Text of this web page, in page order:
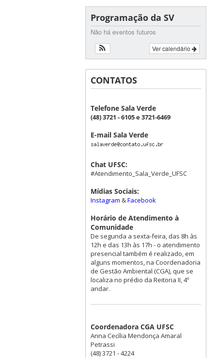
Programação da SV
Não há eventos futuros
Ver calendário
CONTATOS
Telefone Sala Verde
(48) 3721 - 6105 e 3721-6469
E-mail Sala Verde
Chat UFSC:
#Atendimento_Sala_Verde_UFSC
Mídias Sociais:
Instagram &Facebook
Horário de Atendimento à
Comunidade
De segunda a sexta-feira, das 8h às
12h e das 13h às 17h - o atendimento
presencial também é realizado, em
alguns momentos, na Coordenadoria
de Gestão Ambiental (CGA), que se
localiza no prédio da Reitoria II, 4º
andar.
Coordenadora CGA UFSC
Anna Cecília Mendonça Amaral
Petrassi
(48) 3721 - 4224